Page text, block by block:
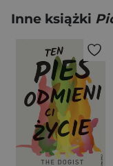
Inne książki